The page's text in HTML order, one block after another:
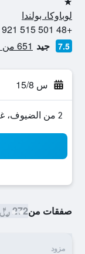
نجمة واحدة
لوباوكا، بولندا
+48 501 515 921
7.5 جيد 651 من التقييمات تم التحقق منها
س 15/8
2 من الضيوف، غرفة واحدة
صفقات من272 ﷼
مزود